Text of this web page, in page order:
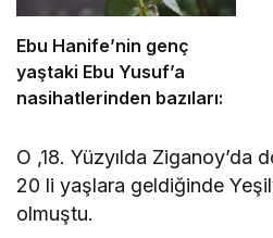
Ebu Hanife’nin genç
yaştaki Ebu Yusuf’a
nasihatlerinden bazıları:
O ,18. Yüzyılda Ziganoy’da
20 li yaşlara geldiğinde
olmuştu.